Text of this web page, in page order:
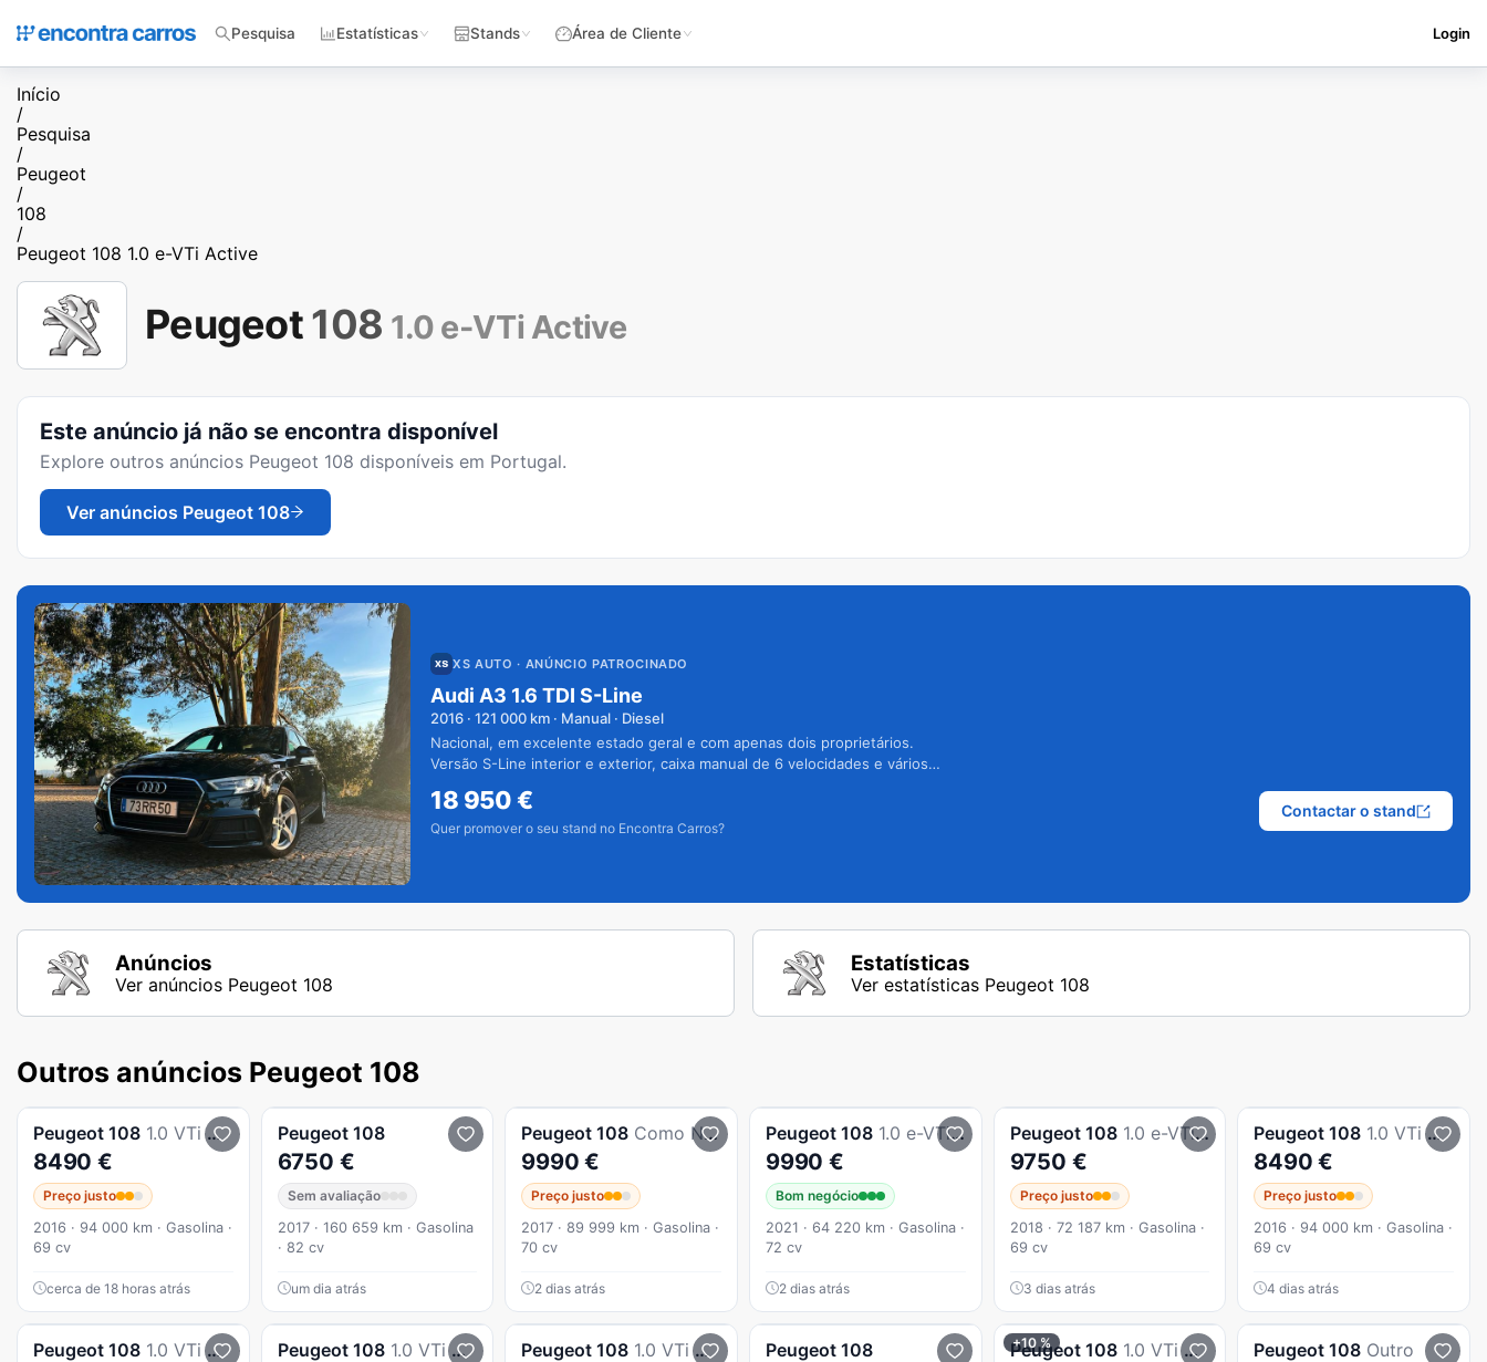
Pesquisa Estatísticas Stands Área de Cliente Login
Início
/
Pesquisa
/
Peugeot
/
108
/
Peugeot 108 1.0 e-VTi Active
Peugeot108 1.0 e-VTi Active
Este anúncio já não se encontra disponível
Explore outros anúncios Peugeot 108 disponíveis em Portugal.
Ver anúncios Peugeot 108
XS AUTO · ANÚNCIO PATROCINADO
Audi A3 1.6 TDI S-Line
2016 · 121 000 km · Manual · Diesel
Nacional, em excelente estado geral e com apenas dois proprietários.
Versão S-Line interior e exterior, caixa manual de 6 velocidades e vários
18 950€
Quer promover o seu stand no Encontra Carros?
Contactar o stand
Anúncios
Ver anúncios Peugeot 108
Estatísticas
Ver estatísticas Peugeot 108
Outros anúncios Peugeot 108
Peugeot 108 1.0 VTi Active
8490 €
Preço justo
2016 · 94 000 km · Gasolina ·
69 cv
cerca de 18 horas atrás
Peugeot 108
6750 €
Sem avaliação
2017 · 160 659 km · Gasolina
· 82 cv
um dia atrás
Peugeot 108 Como Novo
9990 €
Preço justo
2017 · 89 999 km · Gasolina ·
70 cv
2 dias atrás
Peugeot 108 1.0 e-VTi Active
9990 €
Bom negócio
2021 · 64 220 km · Gasolina ·
72 cv
2 dias atrás
Peugeot 108 1.0 e-VTi Active
9750 €
Preço justo
2018 · 72 187 km · Gasolina ·
69 cv
3 dias atrás
Peugeot 108 1.0 VTi Active
8490 €
Preço justo
2016 · 94 000 km · Gasolina ·
69 cv
4 dias atrás
Peugeot 108 1.0 VTi Active (2018-2022) Peugeot 108 1.0 VTi Active Peugeot 108 1.0 VTi Allure Peugeot 108 +10 %
Peugeot 108 1.0 VTi Active Peugeot 108 Outro